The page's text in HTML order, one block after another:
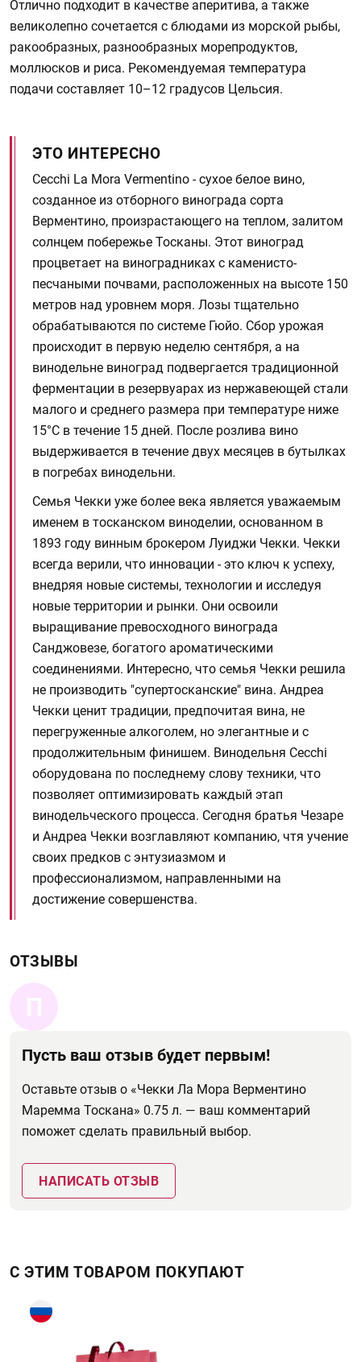
Отлично подходит в качестве аперитива, а также
великолепно сочетается с блюдами из морской рыбы,
ракообразных, разнообразных морепродуктов,
моллюсков и риса. Рекомендуемая температура
подачи составляет 10–12 градусов Цельсия.
ЭТО ИНТЕРЕСНО
Cecchi La Mora Vermentino - сухое белое вино,
созданное из отборного винограда сорта
Верментино, произрастающего на теплом, залитом
солнцем побережье Тосканы. Этот виноград
процветает на виноградниках с каменисто-
песчаными почвами, расположенных на высоте 150
метров над уровнем моря. Лозы тщательно
обрабатываются по системе Гюйо. Сбор урожая
происходит в первую неделю сентября, а на
винодельне виноград подвергается традиционной
ферментации в резервуарах из нержавеющей стали
малого и среднего размера при температуре ниже
15°C в течение 15 дней. После розлива вино
выдерживается в течение двух месяцев в бутылках
в погребах винодельни.
Семья Чекки уже более века является уважаемым
именем в тосканском виноделии, основанном в
1893 году винным брокером Луиджи Чекки. Чекки
всегда верили, что инновации - это ключ к успеху,
внедряя новые системы, технологии и исследуя
новые территории и рынки. Они освоили
выращивание превосходного винограда
Санджовезе, богатого ароматическими
соединениями. Интересно, что семья Чекки решила
не производить "супертосканские" вина. Андреа
Чекки ценит традиции, предпочитая вина, не
перегруженные алкоголем, но элегантные и с
продолжительным финишем. Винодельня Cecchi
оборудована по последнему слову техники, что
позволяет оптимизировать каждый этап
винодельческого процесса. Сегодня братья Чезаре
и Андреа Чекки возглавляют компанию, чтя учение
своих предков с энтузиазмом и
профессионализмом, направленными на
достижение совершенства.
ОТЗЫВЫ
П
Пусть ваш отзыв будет первым!
Оставьте отзыв о «Чекки Ла Мора Верментино
Маремма Тоскана» 0.75 л. — ваш комментарий
поможет сделать правильный выбор.
НАПИСАТЬ ОТЗЫВ
С ЭТИМ ТОВАРОМ ПОКУПАЮТ